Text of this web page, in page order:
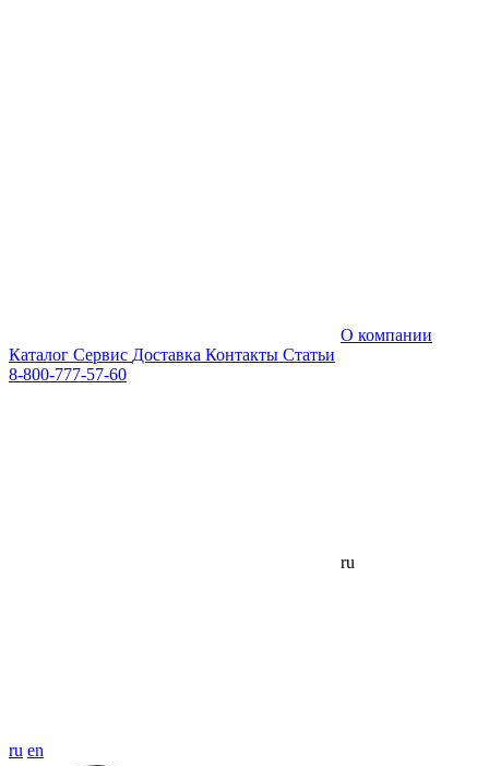
О компании
Каталог Сервис Доставка Контакты Статьи
8-800-777-57-60
ru
ru en